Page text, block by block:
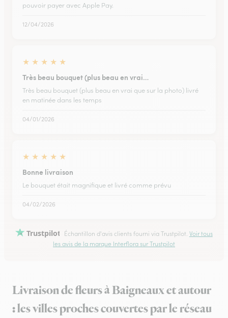
pouvoir payer avec Apple Pay.
12/04/2026
★ ★ ★ ★ ★
Très beau bouquet (plus beau en vrai…
Très beau bouquet (plus beau en vrai que sur la photo) livré
en matinée dans les temps
04/01/2026
★ ★ ★ ★ ★
Bonne livraison
Le bouquet était magnifique et livré comme prévu
04/02/2026
Trustpilot Échantillon d'avis clients fourni via Trustpilot. Voir tous
les avis de la marque Interflora sur Trustpilot
Livraison de fleurs à Baigneaux et autour
: les villes proches couvertes par le réseau